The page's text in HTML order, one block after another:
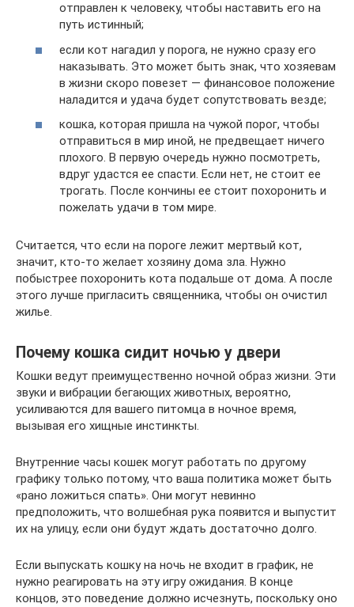
отправлен к человеку, чтобы наставить его на
путь истинный;
если кот нагадил у порога, не нужно сразу его
наказывать. Это может быть знак, что хозяевам
в жизни скоро повезет — финансовое положение
наладится и удача будет сопутствовать везде;
кошка, которая пришла на чужой порог, чтобы
отправиться в мир иной, не предвещает ничего
плохого. В первую очередь нужно посмотреть,
вдруг удастся ее спасти. Если нет, не стоит ее
трогать. После кончины ее стоит похоронить и
пожелать удачи в том мире.
Считается, что если на пороге лежит мертвый кот,
значит, кто-то желает хозяину дома зла. Нужно
побыстрее похоронить кота подальше от дома. А после
этого лучше пригласить священника, чтобы он очистил
жилье.
Почему кошка сидит ночью у двери
Кошки ведут преимущественно ночной образ жизни. Эти
звуки и вибрации бегающих животных, вероятно,
усиливаются для вашего питомца в ночное время,
вызывая его хищные инстинкты.
Внутренние часы кошек могут работать по другому
графику только потому, что ваша политика может быть
«рано ложиться спать». Они могут невинно
предположить, что волшебная рука появится и выпустит
их на улицу, если они будут ждать достаточно долго.
Если выпускать кошку на ночь не входит в график, не
нужно реагировать на эту игру ожидания. В конце
концов, это поведение должно исчезнуть, поскольку оно